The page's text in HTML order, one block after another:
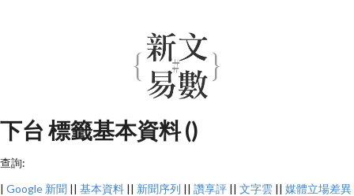
下台 標籤基本資料 ()
查詢:
| Google 新聞 || 基本資料 || 新聞序列 || 讚享評 || 文字雲 || 媒體立場差異